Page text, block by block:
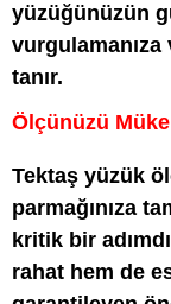
yüzüğünüzün
tanır.
Ölçünüzü
Tektaş yüzük
parmağınıza
kritik bir
rahat hem de